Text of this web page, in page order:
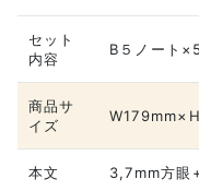
セット
内容
B５ノート×5
商品サ
イズ
本文 3,7mm方眼